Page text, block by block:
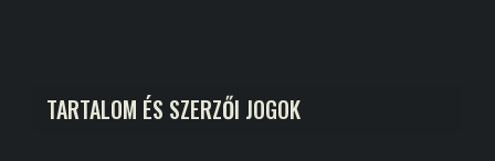
TARTALOM ÉS SZERZŐI JOGOK